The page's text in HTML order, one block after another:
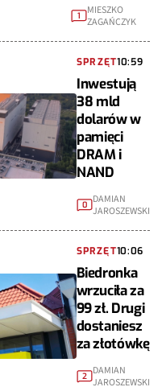
1
MIESZKO
ZAGAŃCZYK
SPRZĘT10:59
Inwestują
38 mld
dolarów w
pamięci
DRAM i
NAND
0 DAMIAN
JAROSZEWSKI
SPRZĘT10:06
Biedronka
wrzuciła za
99 zł. Drugi
dostaniesz
za złotówkę
2 DAMIAN
JAROSZEWSKI